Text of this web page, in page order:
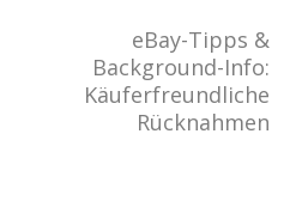
eBay-Tipps &
Background-Info:
Käuferfreundliche
Rücknahmen